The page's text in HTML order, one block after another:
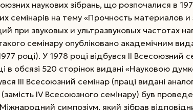
наукових зібрань, що розпочалися в
семінарів на тему «Прочность материалов
при звуковых и ультразвуковых частотах
семінару опубліковано академічним
році). У 1978 році відбувся II Всесоюзний
в обсязі 520 сторінок видані «Науковою
III Всесоюзний семінар (праці видані
IV Всесоюзного семінару) був
симпозіум, який зібрав